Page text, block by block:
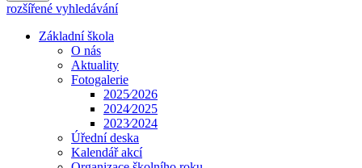
rozšířené vyhledávání
Základní škola
O nás
Aktuality
Fotogalerie
2025⁄2026
2024⁄2025
2023⁄2024
Úřední deska
Kalendář akcí